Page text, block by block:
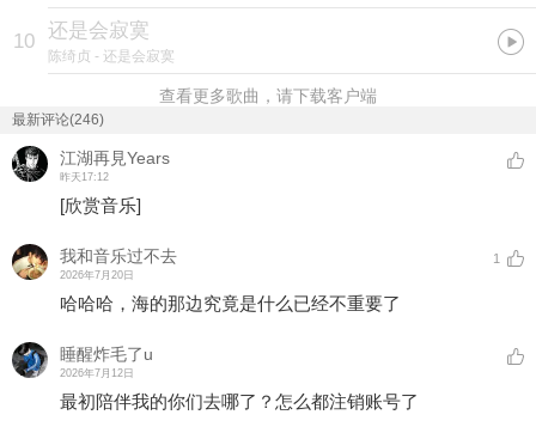
10 还是会寂寞
陈绮贞 - 还是会寂寞
查看更多歌曲，请下载客户端
最新评论(246)
江湖再見Years
昨天17:12
[欣赏音乐]
我和音乐过不去
2026年7月20日
1
哈哈哈，海的那边究竟是什么已经不重要了
睡醒炸毛了u
2026年7月12日
最初陪伴我的你们去哪了？怎么都注销账号了